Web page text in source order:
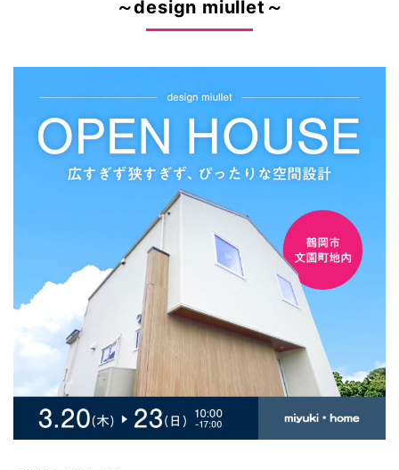
～design miullet～